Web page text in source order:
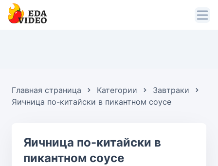
Главная страница Категории
Завтраки
Яичница по-китайски в пикантном соусе
Яичница по-китайски в
пикантном соусе